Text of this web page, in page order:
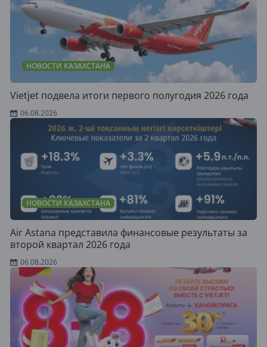
НОВОСТИ КАЗАХСТАНА
Vietjet подвела итоги первого полугодия 2026 года
06.08.2026
НОВОСТИ КАЗАХСТАНА
Air Astana представила финансовые результаты за
второй квартал 2026 года
06.08.2026